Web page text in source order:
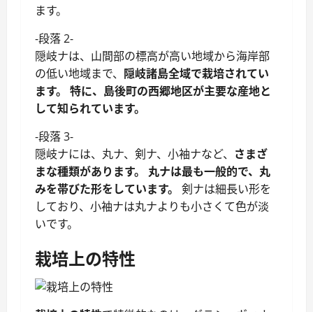
ます。
-段落 2-
隠岐ナは、山間部の標高が高い地域から海岸部
の低い地域まで、 隠岐諸島全域で栽培されてい
ます。
特に、島後町の西郷地区が主要な産地と
して知られています。
-段落 3-
隠岐ナには、丸ナ、剣ナ、小袖ナなど、 さまざ
まな種類があります。
丸ナは最も一般的で、丸
みを帯びた形をしています。
剣ナは細長い形を
しており、小袖ナは丸ナよりも小さくて色が淡
いです。
栽培上の特性